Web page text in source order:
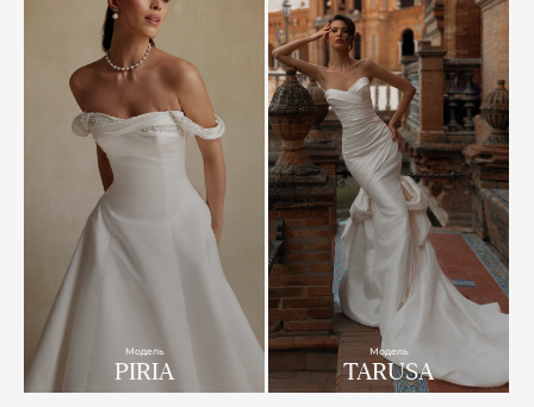
Модель
PIRIA
Модель
TARUSA